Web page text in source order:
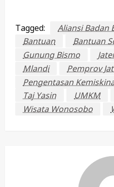
Tagged:
Aliansi Badan
Bantuan
Bantuan
Gunung Bismo
Mlandi
Pemprov
Pengentasan
Taj Yasin
UMKM
Wisata Wonosobo